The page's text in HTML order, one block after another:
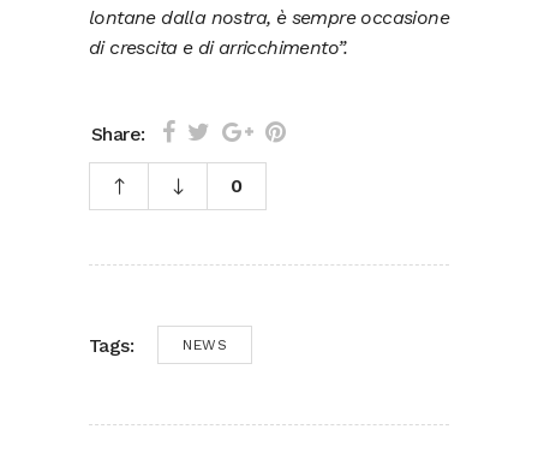
lontane dalla nostra, è sempre occasione
di crescita e di arricchimento”.
Share:
0
Tags: NEWS